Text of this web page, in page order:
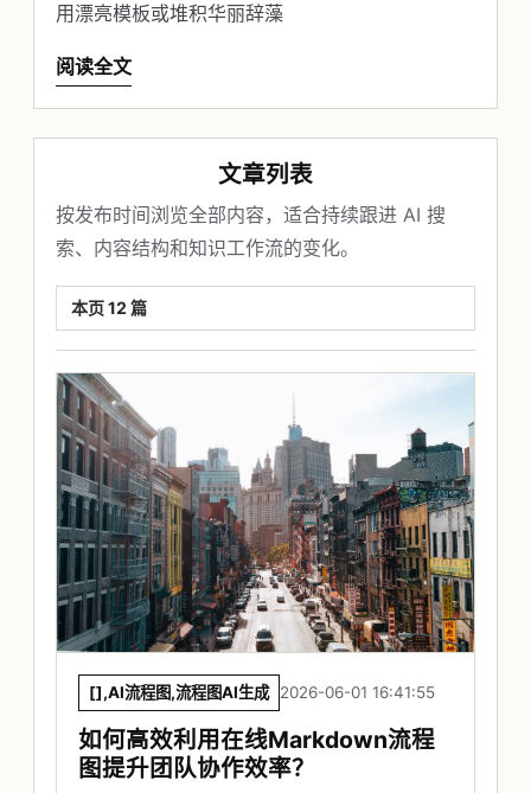
用漂亮模板或堆积华丽辞藻
阅读全文
文章列表
按发布时间浏览全部内容，适合持续跟进 AI 搜
索、内容结构和知识工作流的变化。
本页 12 篇
[],AI流程图,流程图AI生成 2026-06-01 16:41:55
如何高效利用在线Markdown流程
图提升团队协作效率？